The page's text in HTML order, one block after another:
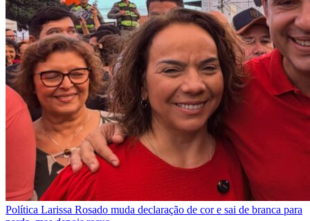
Política Larissa Rosado muda declaração de cor e sai de branca para